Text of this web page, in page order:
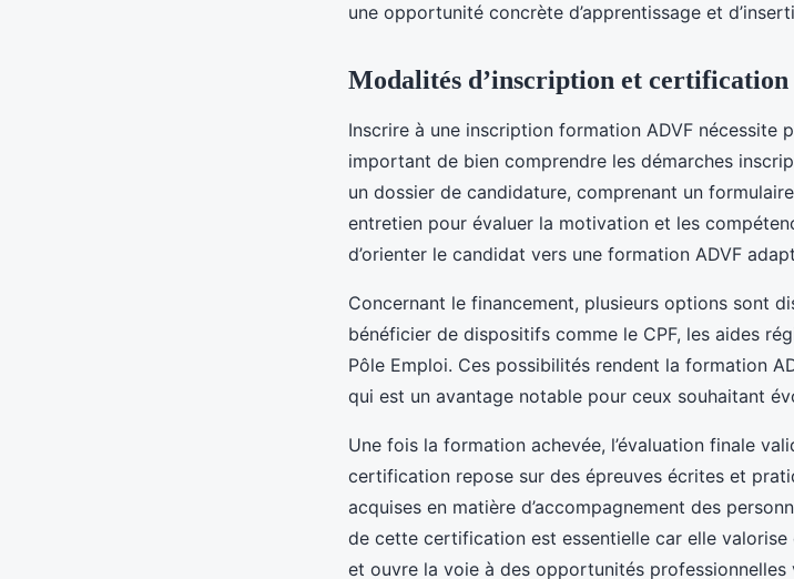
une opportunité concrète d’apprentissage et
Modalités d’inscription et certification
Inscrire à une inscription formation ADVF nécessite
important de bien comprendre les démarches
un dossier de candidature, comprenant un
entretien pour évaluer la motivation et les
d’orienter le candidat vers une formation ADVF
Concernant le financement, plusieurs options sont
bénéficier de dispositifs comme le CPF, les aides
Pôle Emploi. Ces possibilités rendent la formation
qui est un avantage notable pour ceux souhaitant
Une fois la formation achevée, l’évaluation finale
certification repose sur des épreuves écrites et
acquises en matière d’accompagnement des
de cette certification est essentielle car elle
et ouvre la voie à des opportunités professionnelles